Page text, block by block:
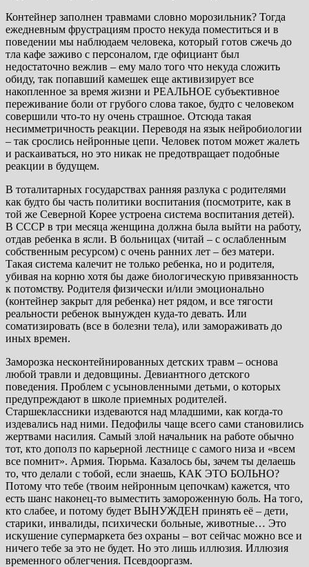
Контейнер заполнен травмами словно морозильник? Тогда
ежедневным фрустрациям просто некуда поместиться и в
поведении мы наблюдаем человека, который готов сжечь до
тла кафе заживо с персоналом, где официант был
недостаточно вежлив – ему мало того что некуда сложить
обиду, так попавший камешек еще активизирует все
накопленное за время жизни и РЕАЛЬНОЕ субъективное
переживание боли от грубого слова такое, будто с человеком
совершили что-то ну очень страшное. Отсюда такая
несимметричность реакции. Переводя на язык нейробиологии
– так срослись нейронные цепи. Человек потом может жалеть
и раскаиваться, но это никак не предотвращает подобные
реакции в будущем.
В тоталитарных государствах ранняя разлука с родителями
как будто бы часть политики воспитания (посмотрите, как в
той же Северной Корее устроена система воспитания детей).
В СССР в три месяца женщина должна была выйти на работу,
отдав ребенка в ясли. В больницах (читай – с ослабленным
собственным ресурсом) с очень ранних лет – без матери.
Такая система калечит не только ребенка, но и родителя,
убивая на корню хотя бы даже биологическую привязанность
к потомству. Родителя физически и/или эмоционально
(контейнер закрыт для ребенка) нет рядом, и все тягости
реальности ребенок вынужден куда-то девать. Или
соматизировать (все в болезни тела), или замораживать до
иных времен.
Заморозка несконтейнированных детских травм – основа
любой травли и дедовщины. Девиантного детского
поведения. Проблем с усыновленными детьми, о которых
предупреждают в школе приемных родителей.
Старшеклассники издеваются над младшими, как когда-то
издевались над ними. Педофилы чаще всего сами становились
жертвами насилия. Самый злой начальник на работе обычно
тот, кто дополз по карьерной лестнице с самого низа и «всем
все помнит». Армия. Тюрьма. Казалось бы, зачем ты делаешь
то, что делали с тобой, если знаешь, КАК ЭТО БОЛЬНО?
Потому что тебе (твоим нейронным цепочкам) кажется, что
есть шанс наконец-то выместить замороженную боль. На того,
кто слабее, и потому будет ВЫНУЖДЕН принять её – дети,
старики, инвалиды, психически больные, животные… Это
искушение супермаркета без охраны – вот сейчас можно все и
ничего тебе за это не будет. Но это лишь иллюзия. Иллюзия
временного облегчения. Псевдооргазм.